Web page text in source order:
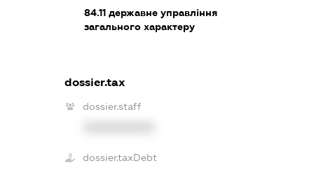
84.11державне управління
загального характеру
dossier.tax
dossier.staff
dossier.taxDebt